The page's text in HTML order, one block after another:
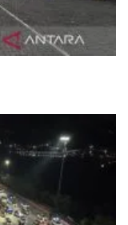
layanan